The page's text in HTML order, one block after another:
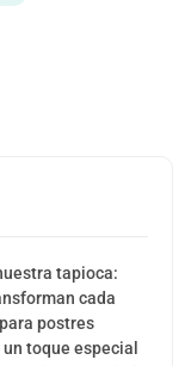
tapioca:
cada
postres
toque especial